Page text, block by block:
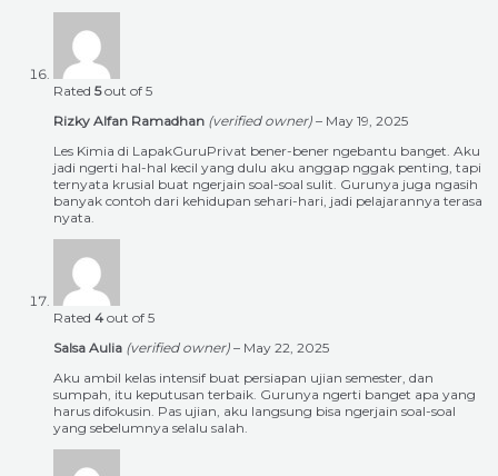
Rated 5out of 5
Rizky Alfan Ramadhan (verified owner) – May 19, 2025
Les Kimia di LapakGuruPrivat bener-bener ngebantu banget. Aku
jadi ngerti hal-hal kecil yang dulu aku anggap nggak penting, tapi
ternyata krusial buat ngerjain soal-soal sulit. Gurunya juga ngasih
banyak contoh dari kehidupan sehari-hari, jadi pelajarannya terasa
nyata.
Rated 4 out of 5
Salsa Aulia (verified owner) – May 22, 2025
Aku ambil kelas intensif buat persiapan ujian semester, dan
sumpah, itu keputusan terbaik. Gurunya ngerti banget apa yang
harus difokusin. Pas ujian, aku langsung bisa ngerjain soal-soal
yang sebelumnya selalu salah.